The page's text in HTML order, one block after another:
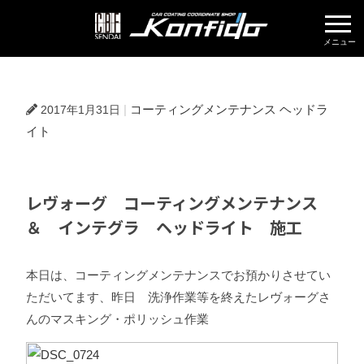
株式会社
2017年1月31日 コーティングメンテナンス ヘッドラ
イト
レヴォーグ コーティングメンテナンス
＆ インテグラ ヘッドライト 施工
本日は、コーティングメンテナンスでお預かりさせてい
ただいてます、昨日 洗浄作業等を終えたレヴォーグさ
んのマスキング・ポリッシュ作業